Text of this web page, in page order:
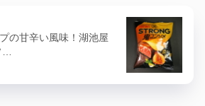
の甘辛い風味！湖池屋